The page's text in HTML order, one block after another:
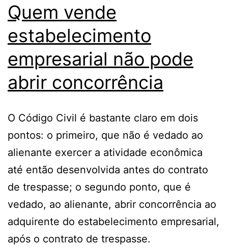
Quem vende
estabelecimento
empresarial não pode
abrir concorrência
O Código Civil é bastante claro em dois
pontos: o primeiro, que não é vedado ao
alienante exercer a atividade econômica
até então desenvolvida antes do contrato
de trespasse; o segundo ponto, que é
vedado, ao alienante, abrir concorrência ao
adquirente do estabelecimento empresarial,
após o contrato de trespasse.